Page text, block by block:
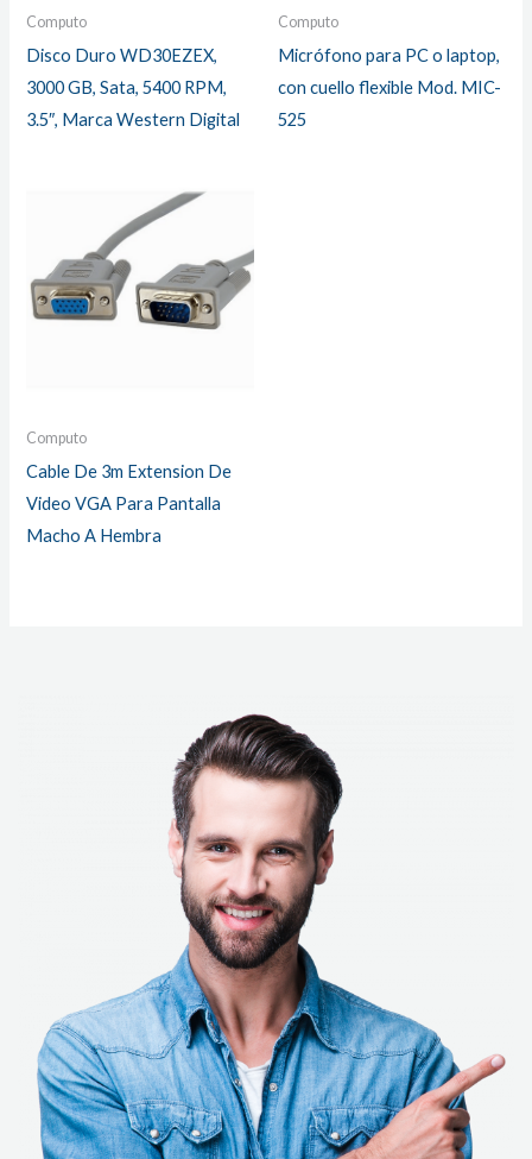
Computo
Disco Duro WD30EZEX,
3000 GB, Sata, 5400 RPM,
3.5″, Marca Western Digital
Computo
Micrófono para PC o laptop,
con cuello flexible Mod. MIC-
525
Computo
Cable De 3m Extension De
Video VGA Para Pantalla
Macho A Hembra